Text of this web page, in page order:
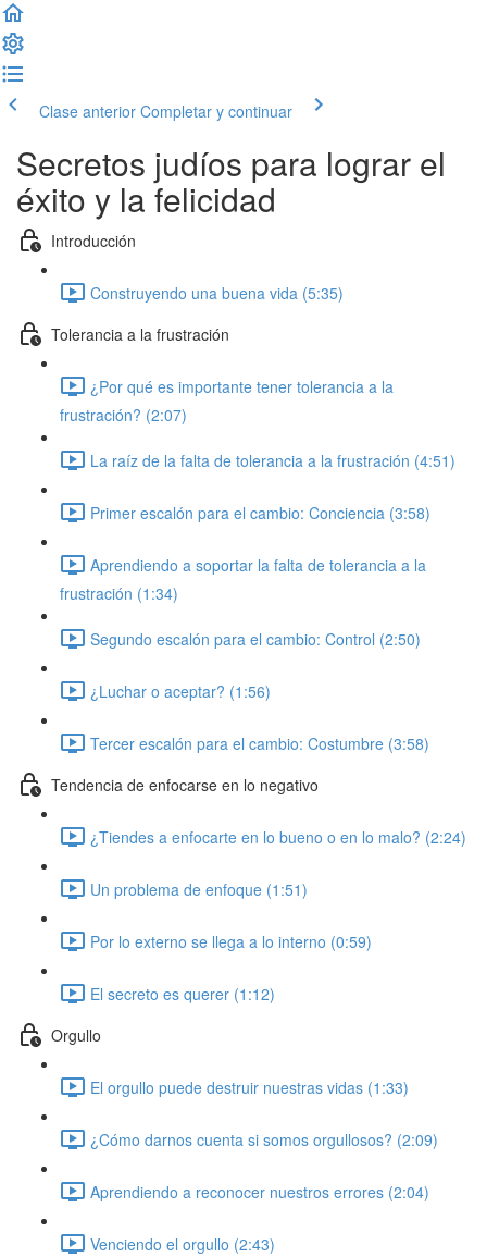
Clase anterior Completar y continuar
Secretos judíos para lograr el
éxito y la felicidad
Introducción
Construyendo una buena vida (5:35)
Tolerancia a la frustración
¿Por qué es importante tener tolerancia a la
frustración? (2:07)
La raíz de la falta de tolerancia a la frustración (4:51)
Primer escalón para el cambio: Conciencia (3:58)
Aprendiendo a soportar la falta de tolerancia a la
frustración (1:34)
Segundo escalón para el cambio: Control (2:50)
¿Luchar o aceptar? (1:56)
Tercer escalón para el cambio: Costumbre (3:58)
Tendencia de enfocarse en lo negativo
¿Tiendes a enfocarte en lo bueno o en lo malo? (2:24)
Un problema de enfoque (1:51)
Por lo externo se llega a lo interno (0:59)
El secreto es querer (1:12)
Orgullo
El orgullo puede destruir nuestras vidas (1:33)
¿Cómo darnos cuenta si somos orgullosos? (2:09)
Aprendiendo a reconocer nuestros errores (2:04)
Venciendo el orgullo (2:43)